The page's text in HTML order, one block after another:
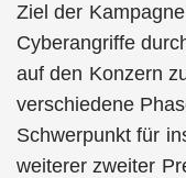
Ziel der
Cyberangriffe
auf den Konzern
verschiedene
Schwerpunkt für
weiterer zweiter